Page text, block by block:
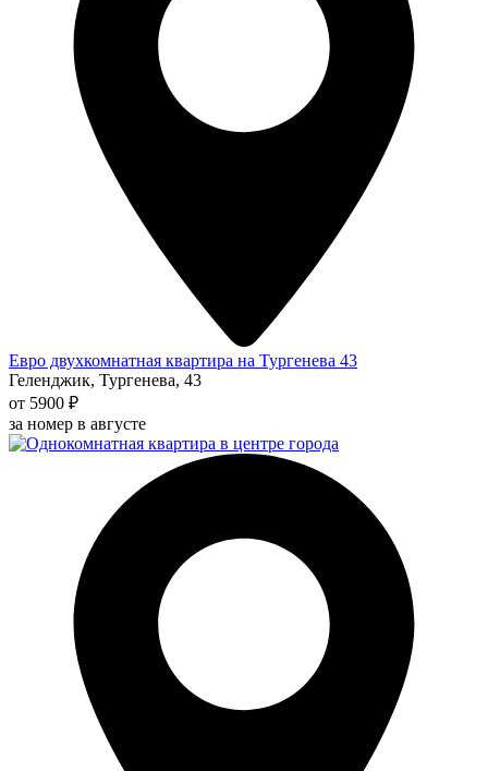
Евро двухкомнатная квартира на Тургенева 43
Геленджик, Тургенева, 43
от 5900 ₽
за номер в августе